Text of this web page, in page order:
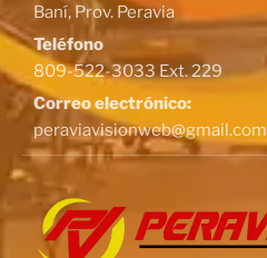
Baní, Prov. Peravia
Teléfono
809-522-3033 Ext. 229
Correo electrónico:
peraviavisionweb@gmail.com